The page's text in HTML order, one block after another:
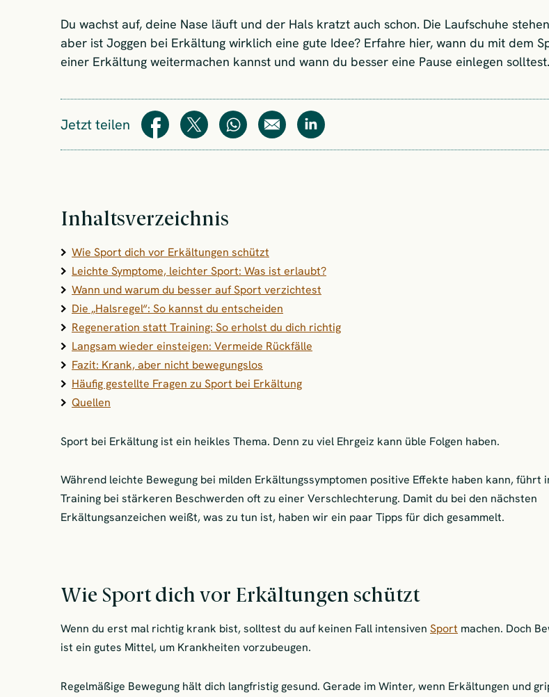
Du wachst auf, deine Nase läuft und der Hals kratzt auch schon. Die Laufschuhe
aber ist Joggen bei Erkältung wirklich eine gute Idee? Erfahre hier, wann du mit dem
einer Erkältung weitermachen kannst und wann du besser eine Pause einlegen solltest.
Jetzt teilen Teilen Teilen WhatsAppE-Mail Teilen
Inhaltsverzeichnis
Wie Sport dich vor Erkältungen schützt
Leichte Symptome, leichter Sport: Was ist erlaubt?
Wann und warum du besser auf Sport verzichtest
Die „Halsregel“: So kannst du entscheiden
Regeneration statt Training: So erholst du dich richtig
Langsam wieder einsteigen: Vermeide Rückfälle
Fazit: Krank, aber nicht bewegungslos
Häufig gestellte Fragen zu Sport bei Erkältung
Quellen
Sport bei Erkältung ist ein heikles Thema. Denn zu viel Ehrgeiz kann üble Folgen haben.
Während leichte Bewegung bei milden Erkältungssymptomen positive Effekte haben kann, führt
Training bei stärkeren Beschwerden oft zu einer Verschlechterung. Damit du bei den nächsten
Erkältungsanzeichen weißt, was zu tun ist, haben wir ein paar Tipps für dich gesammelt.
Wie Sport dich vor Erkältungen schützt
Wenn du erst mal richtig krank bist, solltest du auf keinen Fall intensiven Sport machen. Doch
ist ein gutes Mittel, um Krankheiten vorzubeugen.
Regelmäßige Bewegung hält dich langfristig gesund. Gerade im Winter, wenn Erkältungen und